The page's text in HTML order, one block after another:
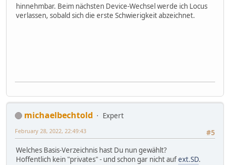
hinnehmbar. Beim nächsten Device-Wechsel werde ich Locus
verlassen, sobald sich die erste Schwierigkeit abzeichnet.
michaelbechtold
Expert
#5
February 28, 2022, 22:49:43
Welches Basis-Verzeichnis hast Du nun gewählt?
Hoffentlich kein "privates" - und schon gar nicht aufext.SD.